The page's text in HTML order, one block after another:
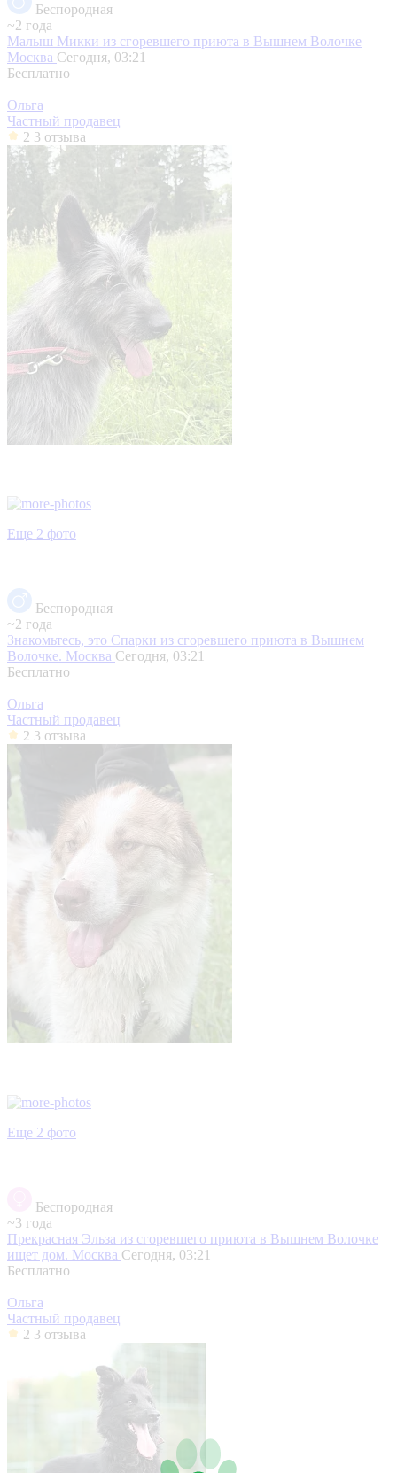
Беспородная
~2 года
Малыш Микки из сгоревшего приюта в Вышнем Волочке
Москва Сегодня, 03:21
Бесплатно
Ольга
Частный продавец
2 3 отзыва
Еще 2 фото
Беспородная
~2 года
Знакомьтесь, это Спарки из сгоревшего приюта в Вышнем
Волочке. Москва Сегодня, 03:21
Бесплатно
Ольга
Частный продавец
2 3 отзыва
Еще 2 фото
Беспородная
~3 года
Прекрасная Эльза из сгоревшего приюта в Вышнем Волочке
ищет дом. Москва Сегодня, 03:21
Бесплатно
Ольга
Частный продавец
2 3 отзыва